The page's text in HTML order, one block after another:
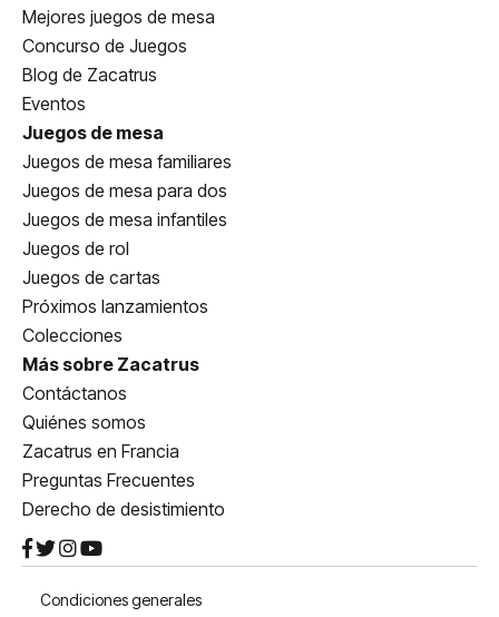
Mejores juegos de mesa
Concurso de Juegos
Blog de Zacatrus
Eventos
Juegos de mesa
Juegos de mesa familiares
Juegos de mesa para dos
Juegos de mesa infantiles
Juegos de rol
Juegos de cartas
Próximos lanzamientos
Colecciones
Más sobre Zacatrus
Contáctanos
Quiénes somos
Zacatrus en Francia
Preguntas Frecuentes
Derecho de desistimiento
Condiciones generales